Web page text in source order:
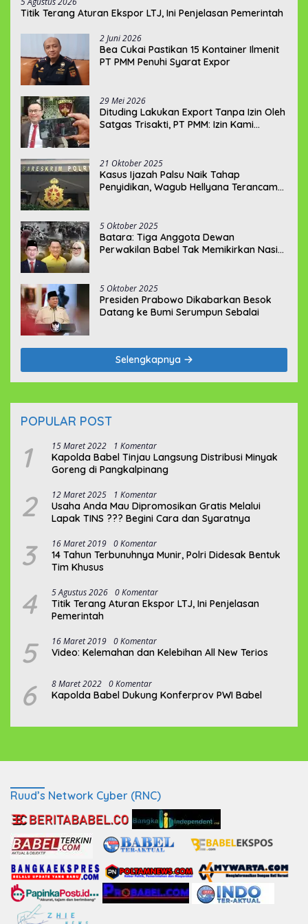
Titik Terang Aturan Ekspor LTJ, Ini Penjelasan Pemerintah
2 Juni 2026
‎Bea Cukai Pastikan 15 Kontainer Ilmenit
PT PMM Penuhi Syarat Expor
29 Mei 2026
‎Dituding Lakukan Export Tanpa Izin Oleh
Satgas Trisakti, PT PMM: Izin Kami
21 Oktober 2025
Kasus Ijazah Palsu Naik Tahap
Penyidikan, Wagub Hellyana Terancam
5 Oktober 2025
Batara: Tiga Anggota Dewan
Perwakilan Babel Tak Memikirkan Nasib
5 Oktober 2025
Presiden Prabowo Dikabarkan Besok
Datang ke Bumi Serumpun Sebalai
Selengkapnya
POPULAR POST
1 15 Maret 2022 1 Komentar
Kapolda Babel Tinjau Langsung Distribusi Minyak
Goreng di Pangkalpinang
2 12 Maret 2025 1 Komentar
Usaha Anda Mau Dipromosikan Gratis Melalui
Lapak TINS ??? Begini Cara dan Syaratnya
3 16 Maret 2019 0 Komentar
14 Tahun Terbunuhnya Munir, Polri Didesak Bentuk
Tim Khusus
4 5 Agustus 2026 0 Komentar
Titik Terang Aturan Ekspor LTJ, Ini Penjelasan
Pemerintah
5 16 Maret 2019 0 Komentar
Video: Kelemahan dan Kelebihan All New Terios
6 8 Maret 2022 0 Komentar
Kapolda Babel Dukung Konferprov PWI Babel
Ruud’s Network Cyber (RNC)